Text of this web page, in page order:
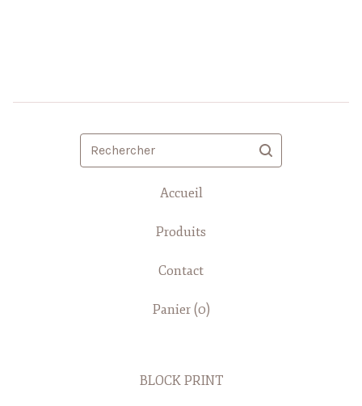
Rechercher
Accueil
Produits
Contact
Panier (0)
BLOCK PRINT